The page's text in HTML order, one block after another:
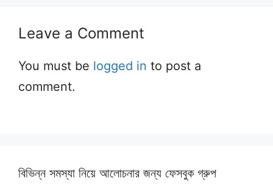
Leave a Comment
You must be logged in to post a
comment.
বিভিন্ন সমস্যা নিয়ে আলোচনার জন্য ফেসবুক গ্রুপ